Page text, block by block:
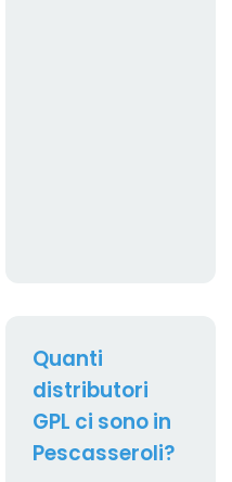
Quanti
distributori
GPL ci sono in
Pescasseroli?